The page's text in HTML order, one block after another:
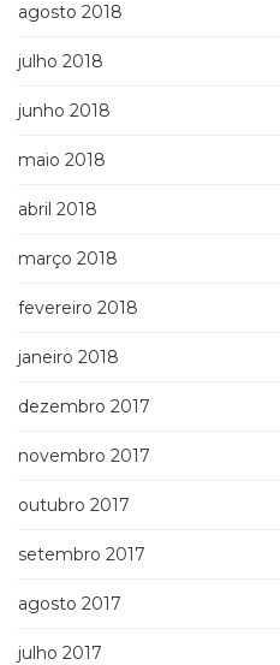
agosto 2018
julho 2018
junho 2018
maio 2018
abril 2018
março 2018
fevereiro 2018
janeiro 2018
dezembro 2017
novembro 2017
outubro 2017
setembro 2017
agosto 2017
julho 2017